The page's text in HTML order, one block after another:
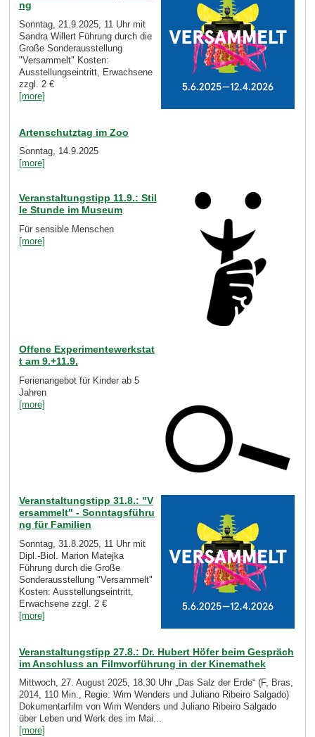
ng
Sonntag, 21.9.2025, 11 Uhr mit
Sandra Willert Führung durch die
Große Sonderausstellung
"Versammelt" Kosten:
Ausstellungseintritt, Erwachsene
zzgl. 2 €
[more]
Artenschutztag im Zoo
Sonntag, 14.9.2025
[more]
Veranstaltungstipp 11.9.: Stil
le Stunde im Museum
Für sensible Menschen
[more]
Offene Experimentewerkstat
t am 9.+11.9.
Ferienangebot für Kinder ab 5
Jahren
[more]
Veranstaltungstipp 31.8.: "V
ersammelt" - Sonntagsführu
ng für Familien
Sonntag, 31.8.2025, 11 Uhr mit
Dipl.-Biol. Marion Matejka
Führung durch die Große
Sonderausstellung "Versammelt"
Kosten: Ausstellungseintritt,
Erwachsene zzgl. 2 €
[more]
Veranstaltungstipp 27.8.: Dr. Hubert Höfer beim Gespräch
im Anschluss an Filmvorführung in der Kinemathek
Mittwoch, 27. August 2025, 18.30 Uhr „Das Salz der Erde“ (F, Bras,
2014, 110 Min., Regie: Wim Wenders und Juliano Ribeiro Salgado)
Dokumentarfilm von Wim Wenders und Juliano Ribeiro Salgado
über Leben und Werk des im Mai...
[more]